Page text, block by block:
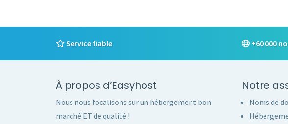
Service fiable +60 000
À propos d’Easyhost
Nous nous focalisons sur un hébergement bon
marché ET de qualité !
Notre
Noms de